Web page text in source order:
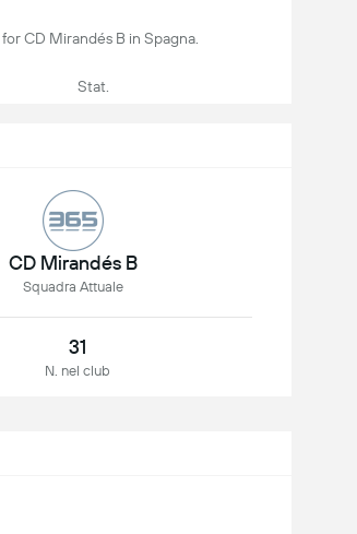
CD Mirandés B in Spagna.
Stat.
CD Mirandés B
Squadra Attuale
31
N. nel club